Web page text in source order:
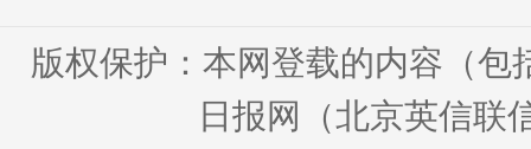
版权保护：本网登载的内容（
日报网（北京英信联